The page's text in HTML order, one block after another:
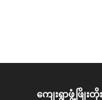
ကျေးရွာဖွံ့ဖြိုး